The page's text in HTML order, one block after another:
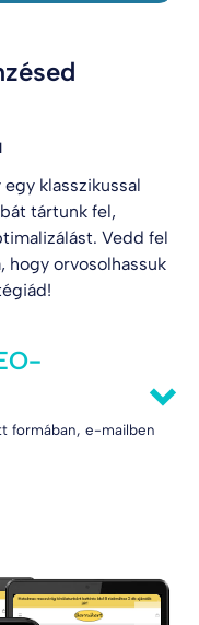
klasszikussal
tártunk fel,
Vedd fel
, hogy orvosolhassuk
formában, e-mailben